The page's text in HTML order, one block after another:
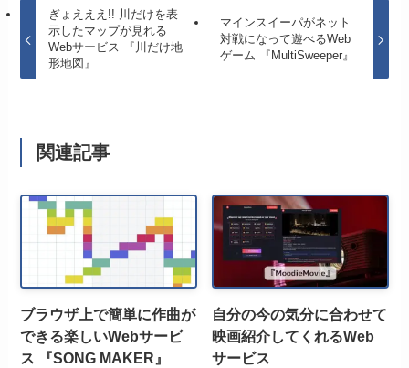
ぎょえええ!! 川だけを表
示したマップが見れる
Webサービス 『川だけ地
形地図』
マインスイーパがネット
対戦になって遊べるWeb
ゲーム 『MultiSweeper』
関連記事
ブラウザ上で簡単に作曲が
できる楽しいWebサービ
ス 『SONG MAKER』
自分の今の気分に合わせて
映画紹介してくれるWeb
サービス